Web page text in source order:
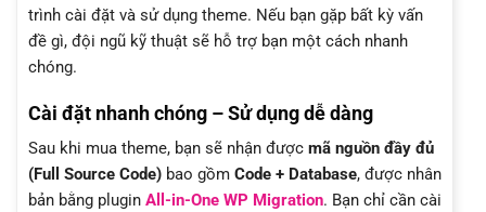
trình cài đặt và sử dụng theme. Nếu bạn gặp bất kỳ vấn
đề gì, đội ngũ kỹ thuật sẽ hỗ trợ bạn một cách nhanh
chóng.
Cài đặt nhanh chóng – Sử dụng dễ dàng
Sau khi mua theme, bạn sẽ nhận được mã nguồn đầy đủ
(Full Source Code) bao gồm Code + Database, được nhân
bản bằng plugin All-in-One WP Migration. Bạn chỉ cần cài